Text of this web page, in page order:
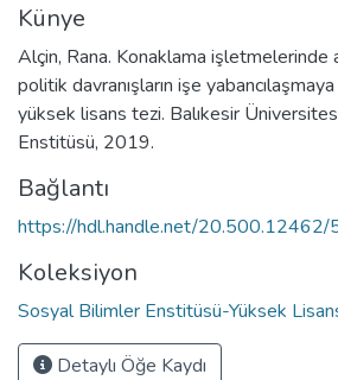
Künye
Alçin, Rana. Konaklama işletmelerinde
politik davranışların işe
yüksek lisans tezi. Balıkesir
Enstitüsü, 2019.
Bağlantı
https://hdl.handle.net/20.500.12462/
Koleksiyon
Sosyal Bilimler Enstitüsü-Yüksek
Detaylı Öğe Kaydı